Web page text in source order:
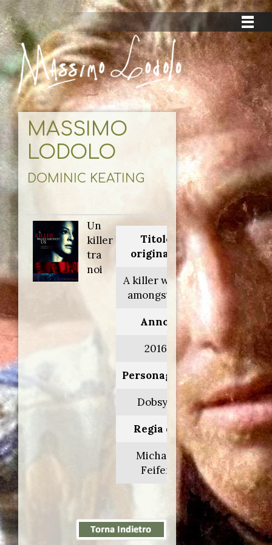
MASSIMO
LODOLO
DOMINIC KEATING
Un
killer
tra
noi
Titolo
originale:
A killer walks
amongst us
Anno:
2016
Personaggio:
Dobsyn
Regia di:
Michael
Feifer